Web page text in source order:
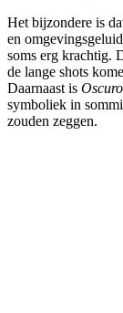
Het bijzondere is
en
soms erg krachtig.
de lange shots
Daarnaast is
symboliek in
zouden zeggen.